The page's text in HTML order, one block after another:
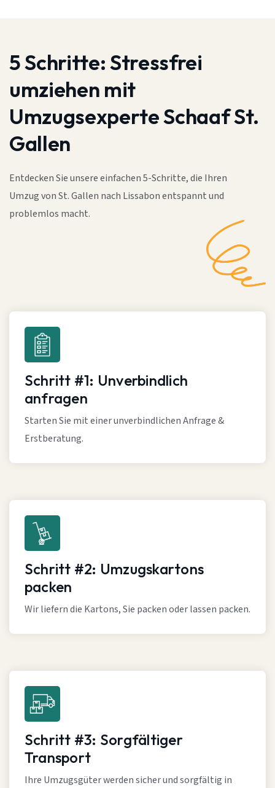
5 Schritte:Stressfrei
umziehen mit
Umzugsexperte Schaaf St.
Gallen
Entdecken Sie unsere einfachen 5-Schritte, die Ihren
Umzug von St. Gallen nach Lissabon entspannt und
problemlos macht.
Schritt #1: Unverbindlich
anfragen
Starten Sie mit einer unverbindlichen Anfrage &
Erstberatung.
Schritt #2: Umzugskartons
packen
Wir liefern die Kartons, Sie packen oder lassen packen.
Schritt #3: Sorgfältiger
Transport
Ihre Umzugsgüter werden sicher und sorgfältig in